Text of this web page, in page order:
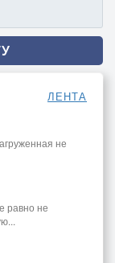
ЛЕНТА
не
равно не